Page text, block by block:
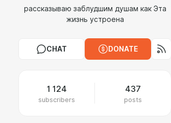
рассказываю заблудшим душам как Эта
жизнь устроена
CHAT DONATE
1 124
subscribers
437
posts